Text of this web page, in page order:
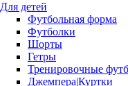
Для детей
Футбольная форма
Футболки
Шорты
Гетры
Тренировочные
Джемпера|Куртки